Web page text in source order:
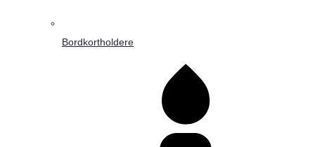
Bordkortholdere